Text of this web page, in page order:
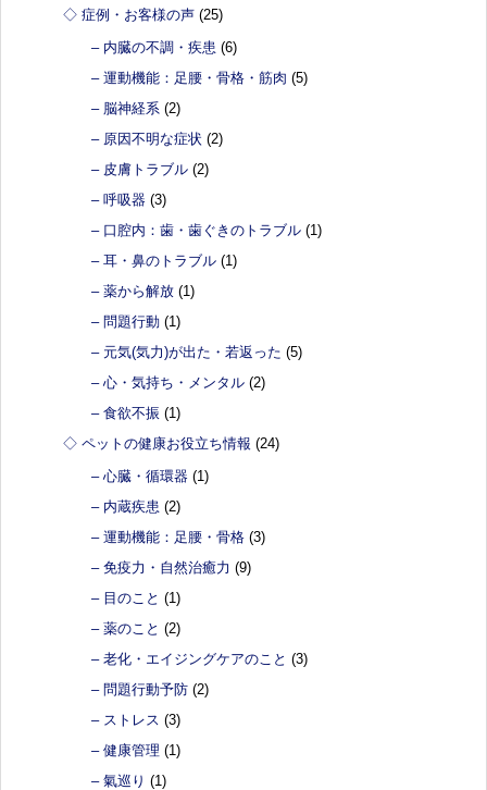
◇ 症例・お客様の声 (25)
– 内臓の不調・疾患 (6)
– 運動機能：足腰・骨格・筋肉 (5)
– 脳神経系 (2)
– 原因不明な症状 (2)
– 皮膚トラブル (2)
– 呼吸器 (3)
– 口腔内：歯・歯ぐきのトラブル (1)
– 耳・鼻のトラブル (1)
– 薬から解放 (1)
– 問題行動 (1)
– 元気(気力)が出た・若返った (5)
– 心・気持ち・メンタル (2)
– 食欲不振 (1)
◇ ペットの健康お役立ち情報 (24)
– 心臓・循環器 (1)
– 内蔵疾患 (2)
– 運動機能：足腰・骨格 (3)
– 免疫力・自然治癒力 (9)
– 目のこと (1)
– 薬のこと (2)
– 老化・エイジングケアのこと (3)
– 問題行動予防 (2)
– ストレス (3)
– 健康管理 (1)
– 氣巡り (1)